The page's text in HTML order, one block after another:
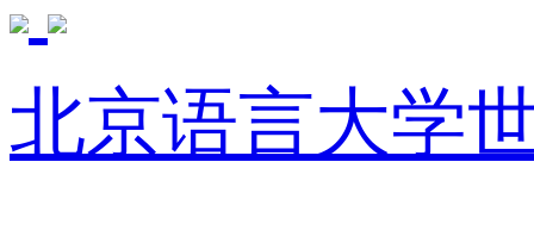
北京语言大学